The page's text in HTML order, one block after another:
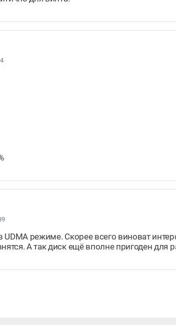
режиме. Скорее всего виноват
А так диск ещё вполне пригоден для